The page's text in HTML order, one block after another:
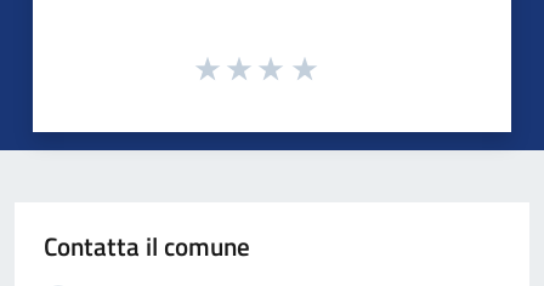
Contatta il comune